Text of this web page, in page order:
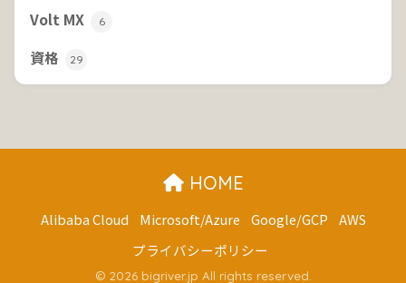
Volt MX 6
資格 29
HOME
Alibaba Cloud Microsoft/Azure Google/GCP
AWS
プライバシーポリシー
© 2026 bigriver.jp All rights reserved.